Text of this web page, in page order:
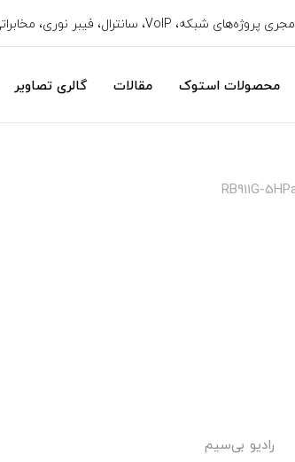
مجری پروژه‌های شبکه، VoIP، سانترال، فیبر نوری، مخابراتی، سیستم امنیتی، CRM
محصولات استوک مقالات گالری تصاویر
رادیو بی‌سیم